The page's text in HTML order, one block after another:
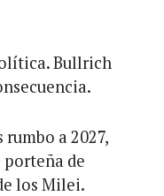
Bullrich
a 2027,
porteña de
los Milei.